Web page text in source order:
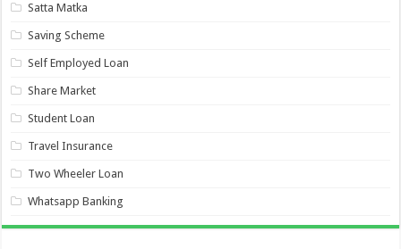
Satta Matka
Saving Scheme
Self Employed Loan
Share Market
Student Loan
Travel Insurance
Two Wheeler Loan
Whatsapp Banking